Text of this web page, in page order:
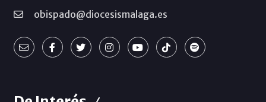
obispado@diocesismalaga.es